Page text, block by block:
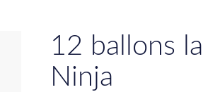
12 ballons
Ninja